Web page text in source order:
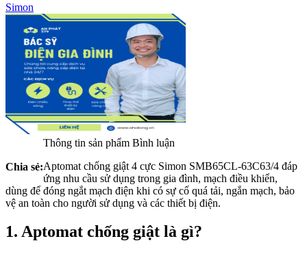
Simon
Chia sẻ:
Thông tin sản phẩm Bình luận
Aptomat chống giật 4 cực Simon SMB65CL-63C63/4 đáp
ứng nhu cầu sử dụng trong gia đình, mạch điều khiển,
dùng để đóng ngắt mạch điện khi có sự cố quá tải, ngắn mạch, bảo
vệ an toàn cho người sử dụng và các thiết bị điện.
1. Aptomat chống giật là gì?